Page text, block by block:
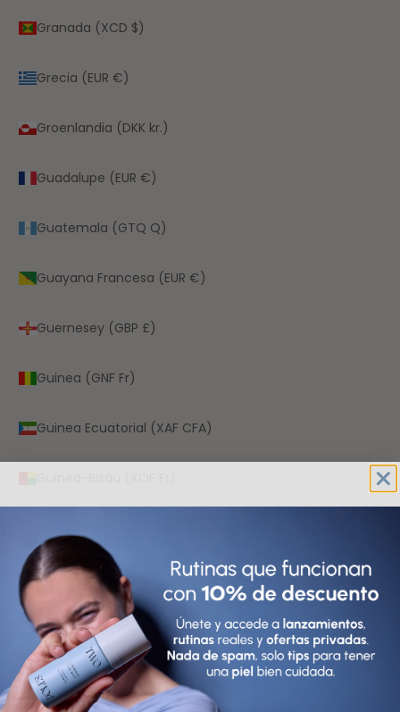
Granada (XCD $)
Grecia (EUR €)
Groenlandia (DKK kr.)
Guadalupe (EUR €)
Guatemala (GTQ Q)
Guayana Francesa (EUR €)
Guernesey (GBP £)
Guinea (GNF Fr)
Guinea Ecuatorial (XAF CFA)
Haití (EUR €)
Honduras (HNL L)
Hungría (HUF Ft)